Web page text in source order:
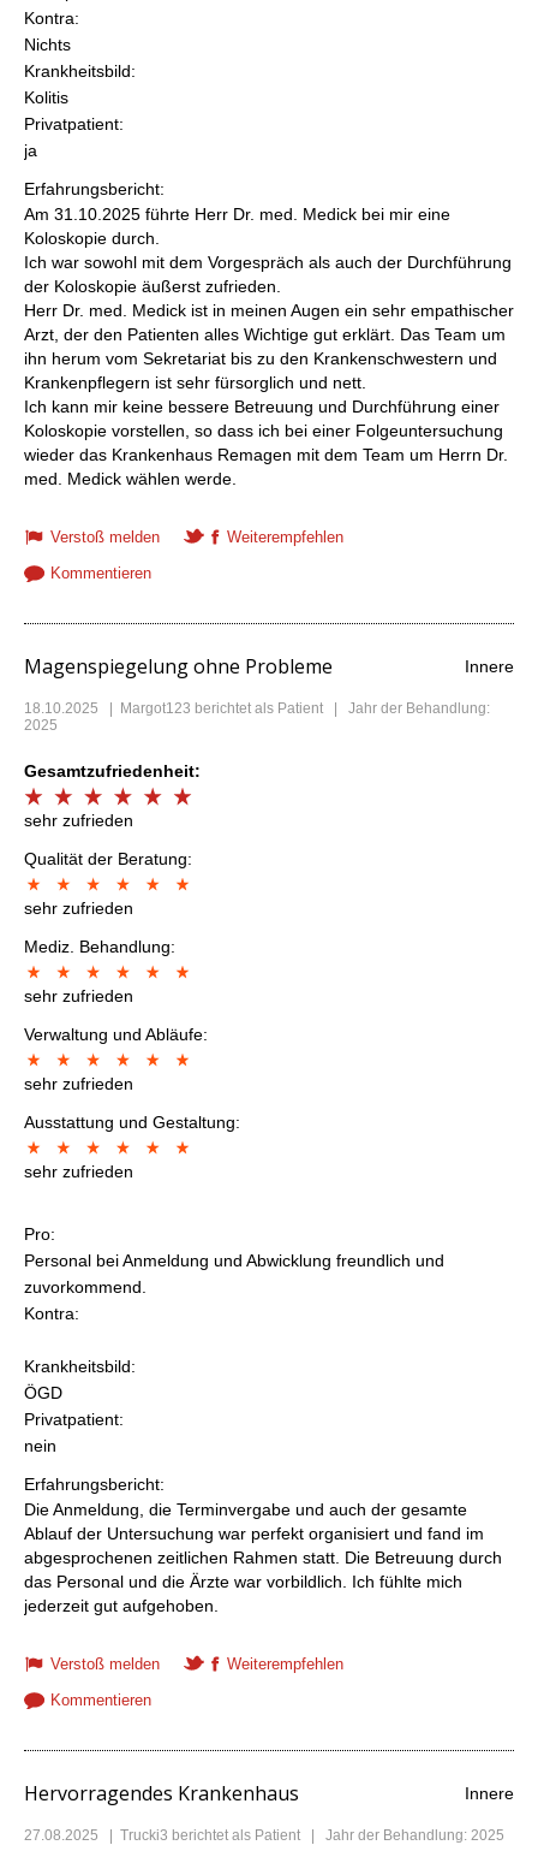
Kontra:
Nichts
Krankheitsbild:
Kolitis
Privatpatient:
ja
Erfahrungsbericht:
Am 31.10.2025 führte Herr Dr. med. Medick bei mir eine
Koloskopie durch.
Ich war sowohl mit dem Vorgespräch als auch der Durchführung
der Koloskopie äußerst zufrieden.
Herr Dr. med. Medick ist in meinen Augen ein sehr empathischer
Arzt, der den Patienten alles Wichtige gut erklärt. Das Team um
ihn herum vom Sekretariat bis zu den Krankenschwestern und
Krankenpflegern ist sehr fürsorglich und nett.
Ich kann mir keine bessere Betreuung und Durchführung einer
Koloskopie vorstellen, so dass ich bei einer Folgeuntersuchung
wieder das Krankenhaus Remagen mit dem Team um Herrn Dr.
med. Medick wählen werde.
Verstoß melden
Weiterempfehlen
Kommentieren
Magenspiegelung ohne Probleme Innere
18.10.2025 Margot123 berichtet als Patient | Jahr der Behandlung:
2025
Gesamtzufriedenheit:
sehr zufrieden
Qualität der Beratung:
sehr zufrieden
Mediz. Behandlung:
sehr zufrieden
Verwaltung und Abläufe:
sehr zufrieden
Ausstattung und Gestaltung:
sehr zufrieden
Pro:
Personal bei Anmeldung und Abwicklung freundlich und
zuvorkommend.
Kontra:
Krankheitsbild:
ÖGD
Privatpatient:
nein
Erfahrungsbericht:
Die Anmeldung, die Terminvergabe und auch der gesamte
Ablauf der Untersuchung war perfekt organisiert und fand im
abgesprochenen zeitlichen Rahmen statt. Die Betreuung durch
das Personal und die Ärzte war vorbildlich. Ich fühlte mich
jederzeit gut aufgehoben.
Verstoß melden
Weiterempfehlen
Kommentieren
Hervorragendes Krankenhaus Innere
27.08.2025 Trucki3 berichtet als Patient | Jahr der Behandlung: 2025